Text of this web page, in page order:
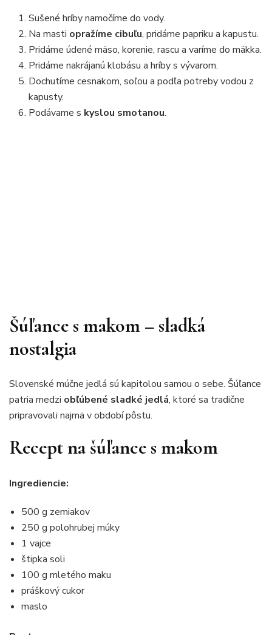
Sušené hríby namočíme do vody.
Na masti opražíme cibuľu, pridáme papriku a kapustu.
Pridáme údené mäso, korenie, rascu a varíme do mäkka.
Pridáme nakrájanú klobásu a hríby s vývarom.
Dochutíme cesnakom, soľou a podľa potreby vodou z
kapusty.
Podávame s kyslou smotanou.
Šúľance s makom – sladká
nostalgia
Slovenské múčne jedlá sú kapitolou samou o sebe. Šúľance
patria medzi obľúbené sladké jedlá, ktoré sa tradične
pripravovali najmä v období pôstu.
Recept na šúľance s makom
Ingrediencie:
500 g zemiakov
250 g polohrubej múky
1 vajce
štipka soli
100 g mletého maku
práškový cukor
maslo